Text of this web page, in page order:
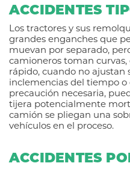
ACCIDENTES
Los tractores y sus
grandes enganches que
muevan por separado,
camioneros toman
rápido, cuando no ajustan
inclemencias del tiempo
precaución necesaria,
tijera potencialmente
camión se pliegan una
vehículos en el proceso.
ACCIDENTES